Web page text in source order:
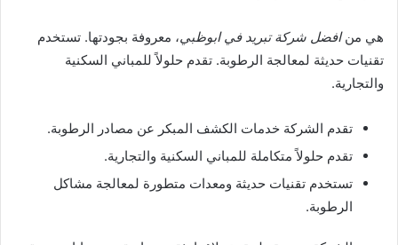
هي منافضل شركة تبريد في ابوظبي، معروفة بجودتها. تستخدم
تقنيات حديثة لمعالجة الرطوبة. تقدم حلولاً للمباني السكنية
والتجارية.
تقدم الشركة خدمات الكشف المبكر عن مصادر الرطوبة.
تقدم حلولاً متكاملة للمباني السكنية والتجارية.
تستخدم تقنيات حديثة ومعدات متطورة لمعالجة مشاكل
الرطوبة.